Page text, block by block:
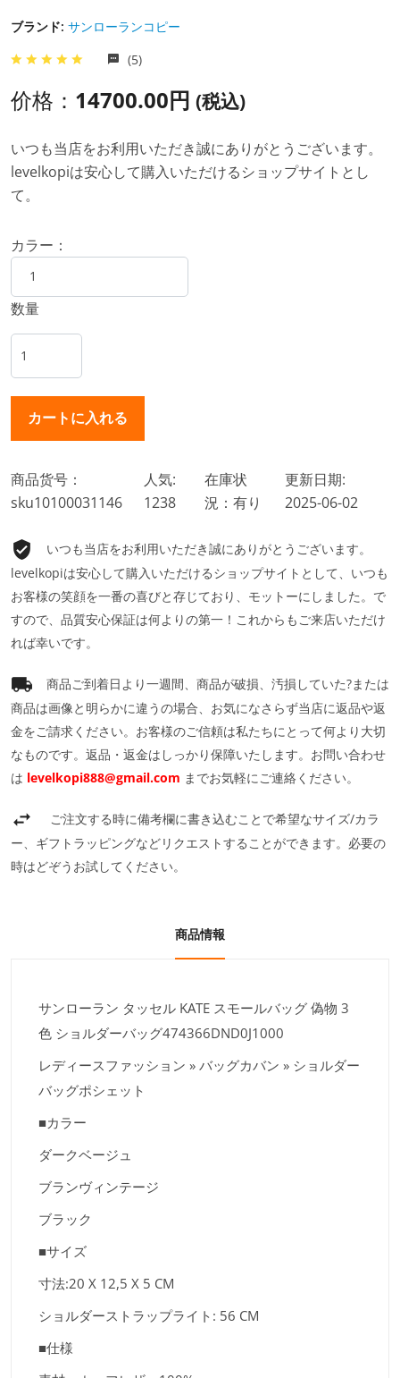
ブランド: サンローランコピー
(5)
价格： 14700.00円 (税込)
いつも当店をお利用いただき誠にありがとうございます。
levelkopiは安心して購入いただけるショップサイトとし
て。
カラー：
数量
商品货号：
sku10100031146
人気:
1238
在庫状
況：有り
更新日期:
2025-06-02
いつも当店をお利用いただき誠にありがとうございます。
levelkopiは安心して購入いただけるショップサイトとして、いつも
お客様の笑顔を一番の喜びと存じており、モットーにしました。で
すので、品質安心保証は何よりの第一！これからもご来店いただけ
れば幸いです。
商品ご到着日より一週間、商品が破損、汚損していた?または
商品は画像と明らかに違うの場合、お気になさらず当店に返品や返
金をご請求ください。お客様のご信頼は私たちにとって何より大切
なものです。返品・返金はしっかり保障いたします。お問い合わせ
は levelkopi888@gmail.com までお気軽にご連絡ください。
ご注文する時に備考欄に書き込むことで希望なサイズ/カラ
ー、ギフトラッピングなどリクエストすることができます。必要の
時はどぞうお試してください。
商品情報
サンローラン タッセル KATE スモールバッグ 偽物 3
色 ショルダーバッグ474366DND0J1000
レディースファッション » バッグカバン » ショルダー
バッグポシェット
■カラー
ダークベージュ
ブランヴィンテージ
ブラック
■サイズ
寸法:20 X 12,5 X 5 CM
ショルダーストラップライト: 56 CM
■仕様